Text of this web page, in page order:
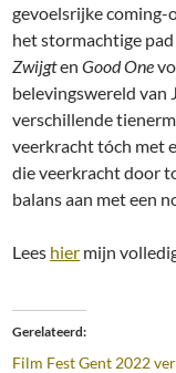
gevoelsrijke coming-
het stormachtige
ZwijgtenGood One
belevingswereld van
verschillende
veerkracht tóch met
die veerkracht door
balans aan met een
Lees hier mijn
Gerelateerd
Film Fest Gent 2022